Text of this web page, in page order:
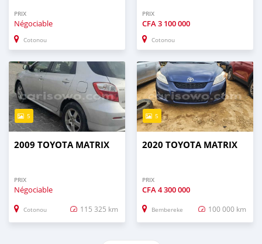
PRIX
Négociable
Cotonou
PRIX
CFA3 100 000
Cotonou
5
2009 TOYOTA MATRIX
PRIX
Négociable
Cotonou 115 325 km
5
2020 TOYOTA MATRIX
PRIX
CFA4 300 000
Bembereke 100 000 km